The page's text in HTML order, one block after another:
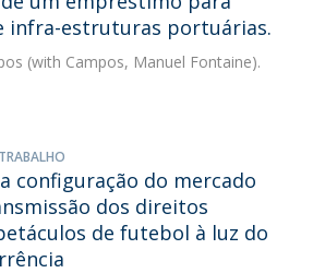
infra-estruturas portuárias.
(with Campos, Manuel Fontaine).
configuração do mercado
dos direitos
de futebol à luz do